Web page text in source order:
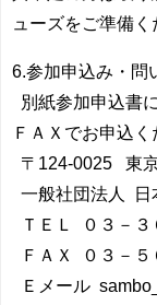
ューズをご準備く
6.参加申込み・問
別紙参加申込書
ＦＡＸでお申込く
〒124-0025 東
一般社団法人
ＴＥＬ ０３－３
ＦＡＸ ０３－５
Ｅメール